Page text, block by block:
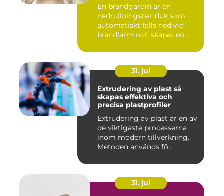
En brandgardin är en
nedrullningsbar duk som
automatiskt fälls ned vid
brandlarm och skapar en
31. jul
Extrudering av plast så
skapas effektiva och
precisa plastprofiler
Extrudering av plast är en av
de viktigaste processerna
inom modern tillverkning.
Metoden används fö...
31. jul